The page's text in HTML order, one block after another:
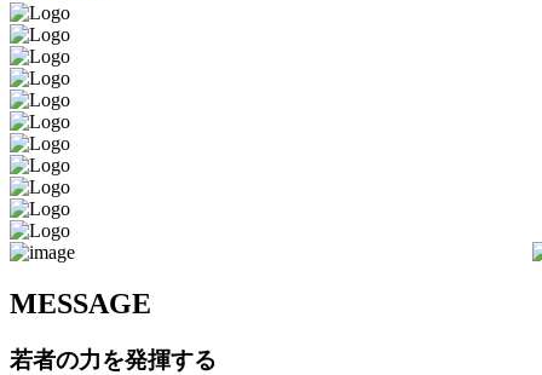
MESSAGE
若者の力を発揮する